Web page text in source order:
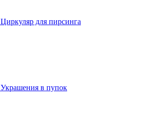
Циркуляр для пирсинга
Украшения в пупок